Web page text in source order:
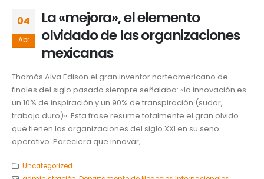
04
Abr
La «mejora», el elemento
olvidado de las organizaciones
mexicanas
Thomás Alva Edison el gran inventor norteamericano de
finales del siglo pasado siempre señalaba: «la innovación es
un 10% de inspiración y un 90% de transpiración (sudor,
trabajo duro)». Esta frase resume totalmente el gran olvido
que tienen las organizaciones del siglo XXI en su seno
operativo. Pareciera que innovar,...
Uncategorized